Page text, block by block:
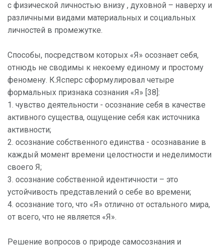
с физической личностью внизу , духовной – наверху и
различными видами материальных и социальных
личностей в промежутке.
Cпособы, посредством которых «Я» осознает себя,
отнюдь не сводимы к некоему единому и простому
феномену. К.Ясперс сформулировал четыре
формальных признака сознания «Я» [38]:
1. чувство деятельности - осознание себя в качестве
активного существа, ощущение себя как источника
активности;
2. осознание собственного единства - осознавание в
каждый момент времени целостности и неделимости
своего Я;
3. осознание собственной идентичности – это
устойчивость представлений о себе во времени;
4. осознание того, что «Я» отлично от остального мира,
от всего, что не является «Я».
Решение вопросов о природе самосознания и